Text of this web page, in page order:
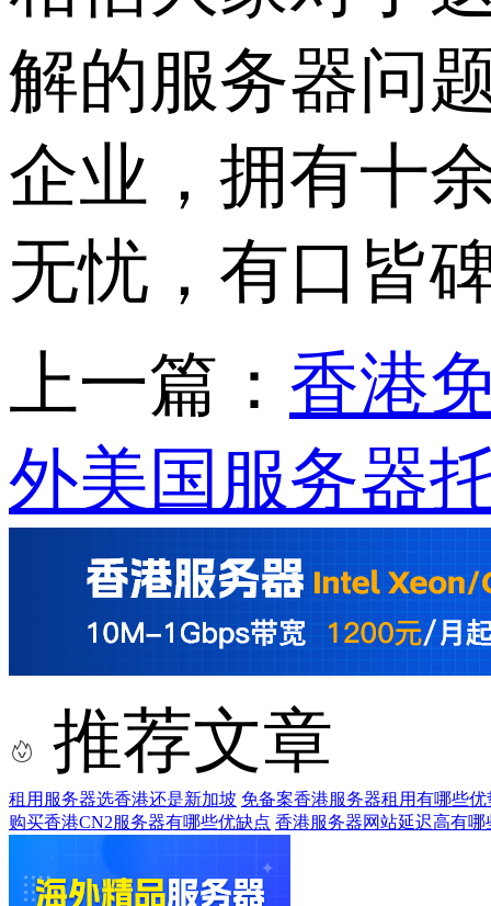
解的服务器问
企业，拥有十
无忧，有口皆
上一篇： 香港
外美国服务器
推荐文章
租用服务器选香港还是新加坡 免备案香港服务器租用有哪些优
购买香港CN2服务器有哪些优缺点 香港服务器网站延迟高有哪